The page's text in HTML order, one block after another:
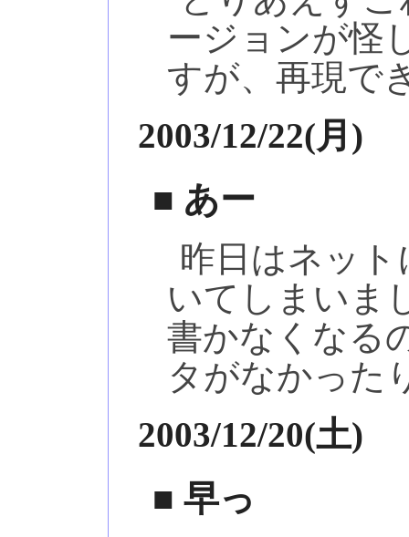
ージョンが怪
すが、再現で
2003/12/22(月)
■ あー
昨日はネッ
いてしまいま
書かなくなる
タがなかった
2003/12/20(土)
■ 早っ